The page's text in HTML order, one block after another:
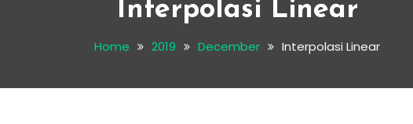
Interpolasi Linear
Home 2019 December Interpolasi Linear